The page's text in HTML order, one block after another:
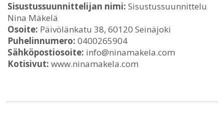
Sisustussuunnittelijan nimi: Sisustussuunnittelu
Nina Mäkelä
Osoite: Päivölänkatu 38, 60120 Seinäjoki
Puhelinnumero: 0400265904
Sähköpostiosoite: info@ninamakela.com
Kotisivut: www.ninamakela.com